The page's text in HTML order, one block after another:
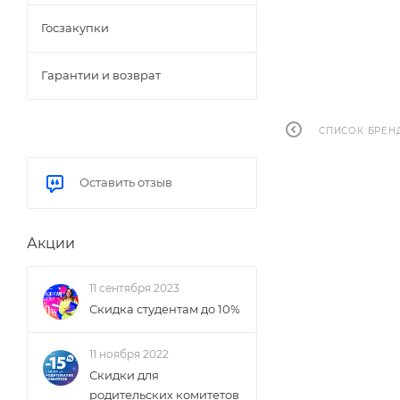
СПИСОК
Госзакупки
Гарантии и возврат
Оставить отзыв
Акции
11 сентября 2023
Скидка студентам до 10%
11 ноября 2022
Скидки для
родительских комитетов